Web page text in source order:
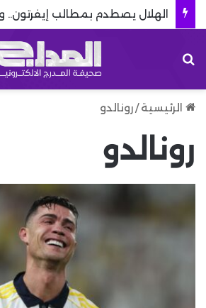
الرئيسية /رونالدو
رونالدو